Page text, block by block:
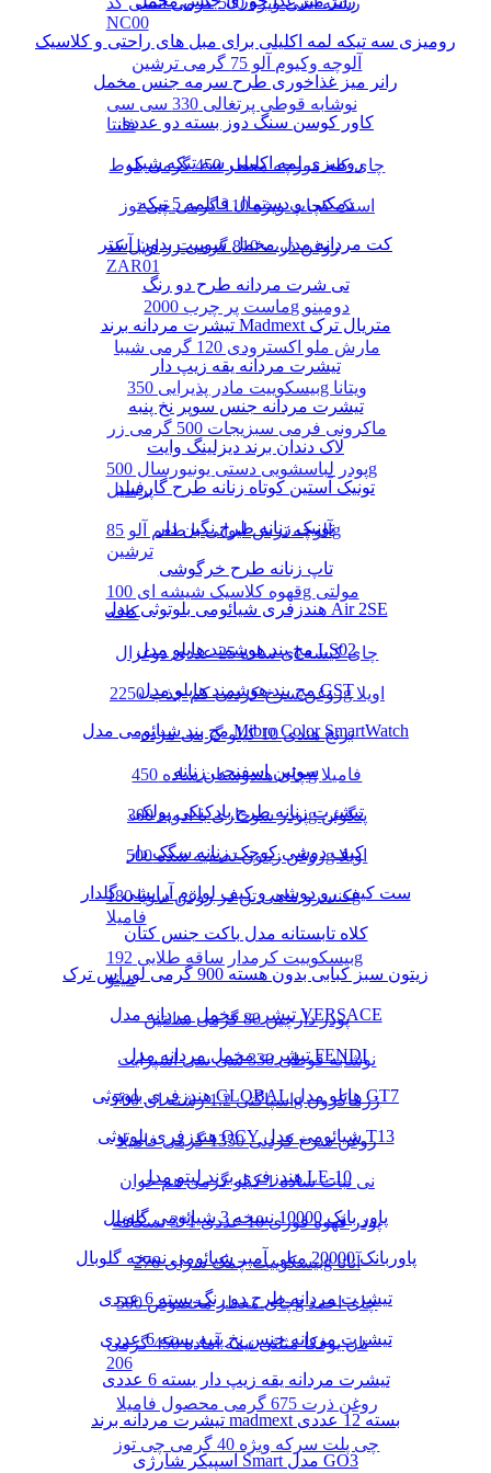
NC00
آلوچه وکیوم آلو 75 گرمی ترشین
نوشابه قوطی پرتغالی 330 سی سی
فانتا
چای کله مورچه معطر 450 گرمی بلوط
اسنک کچاپ ویژه 110 گرمی چی توز
روغن ذرت 810 گرمی زر اویل کد
ZAR01
ماست پر چرب 2000g دومینو
مارش ملو اکسترودی 120 گرمی شیبا
بیسکوییت مادر پذیرایی 350g ویتانا
ماکرونی فرمی سبزیجات 500 گرمی زر
پودر لباسشویی دستی یونیورسال 500g
پرسیل
آلوچه ترش لیوانی با طعم آلو 85g
ترشین
قهوه کلاسیک شیشه ای 100g مولتی
کافه
چای کیسه ای ساده 25 عددی دوغزال
روغن سرخ کردنی کم جذب 2250g اویلا
برنج هندی 10 کیلو گرمی مژده
چای هندوستان ساده 450g فامیلا
پودر سوخاری با ادویه 300g پنگوئن
روغن زیتون تصفیه شده 500g اویلا
کنسرو ماهی تن در روغن سویا 180g
فامیلا
بیسکوییت کرمدار ساقه طلایی 192g
مینو
پودر دارچین 80 گرمی سانتین
نوشابه قوطی 330 سی سی اسپرایت
اسپاگتی 1.2 رشته ای 700g زرماکرون
روغن سرخ کردنی 1350 گرمی فامیلا
نی نبات ساده 1 کیلو گرمی هم خوان
پودر قهوه فوری 10 عددی 1*3 نسکافه
بیسکوییت چمک سرای 276g آناتا
چای معطر مخصوص 500g چای احمد
نان یوفکا مثلثی نیمه آماده 450 گرمی
206
روغن ذرت 675 گرمی محصول فامیلا
چی پلت سرکه ویژه 40 گرمی چی توز
رومیزی سه تیکه لمه اکلیلی برای مبل های راحتی و کلاسیک
رانر میز غذاخوری طرح سرمه جنس مخمل
کاور کوسن سنگ دوز بسته دو عددی
رومیزی لمه اکلیلی سه تیکه شیک
دمکنی و دستمال قابلمه 5 تیکه
کت مردانه مدل مخمل سوییت بدون آستر
تی شرت مردانه طرح دو رنگ
تیشرت مردانه برند Madmext متریال ترک
تیشرت مردانه یقه زیپ دار
تیشرت مردانه جنس سوپر نخ پنبه
لاک دندان برند دیزلینگ وایت
تونیک آستین کوتاه زنانه طرح گارفیلد
تونیک زنانه طرح نگین دار
تاپ زنانه طرح خرگوشی
هندزفری شیائومی بلوتوثی مدل Air 2SE
مچ بند هوشمند هایلو مدل LS02
مچ بند هوشمند هایلو مدل GST
مچ بند شیائومی مدل Mibro Color SmartWatch
سوتین اسفنجی زنانه
تیشرت زنانه طرح بادکنکی پولکی
کیف دوشی کوچک زنانه سگک دار
ست کیف رو دوشی و کیف لوازم آرایشی گلدار
کلاه تابستانه مدل باکت جنس کتان
زیتون سبز کبابی بدون هسته 900 گرمی لوراس ترک
تیشرت مخمل مردانه مدل VERSACE
تیشرت مخمل مردانه مدل FENDI
هندزفری بلوتوثی GLOBAL هایلو مدل GT7
هندزفری بلوتوثی QCY شیائومی مدل T13
هندزفری برند لیتو مدل LE-10
پاور بانک 10000 نسخه 3 شیائومی گلوبال
پاوربانک 20000 میلی آمپر شیائومی نسخه گلوبال
تیشرت مردانه طرح دو رنگ بسته 6 عددی
تیشرت مردانه جنس نخ پنبه بسته 6 عددی
تیشرت مردانه یقه زیپ دار بسته 6 عددی
تیشرت مردانه برند madmext بسته 12 عددی
اسپیکر شارژی Smart مدل GO3